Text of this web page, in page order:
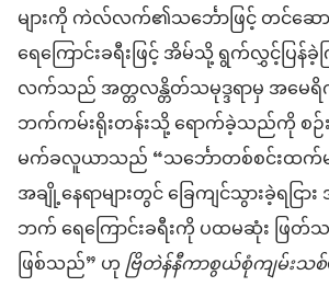
များကို ကဲလ်လက်၏သင်္ဘောဖြင့် တင်ဆော
ရေကြောင်းခရီးဖြင့် အိမ်သို့ ရွက်လွှင့်ပြ
လက်သည် အတ္တလန္တိတ်သမုဒ္ဒရာမှ အမေ
ဘက်ကမ်းရိုးတန်းသို့ ရောက်ခဲ့သည်ကို စဉ်း
မက်ခလူယာသည် “သင်္ဘောတစ်စင်းထက်
အချို့နေရာများတွင် ခြေကျင်သွားခဲ့ရငြာ
ဘက် ရေကြောင်းခရီးကို ပထမဆုံး ဖြတ်
ဖြစ်သည်” ဟုဗြိတဲန်နီကာစွယ်စုံကျမ်းသစ်